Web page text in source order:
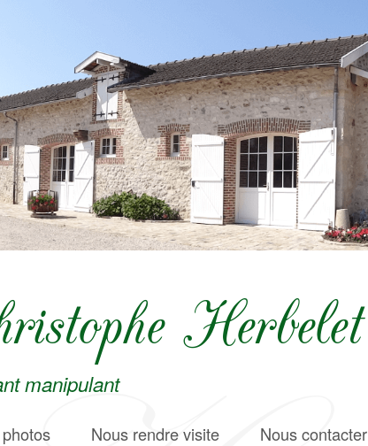
Herbelet
manipulant
Nous rendre visite Nous contacter